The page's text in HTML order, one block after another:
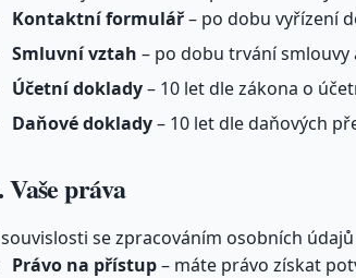
Kontaktní formulář– po dobu vyřízení
Smluvní vztah – po dobu trvání
Účetní doklady– 10 let dle zákona o
Daňové doklady– 10 let dle daňových
Vaše práva
se zpracováním osobních
Právo na přístup– máte právo získat